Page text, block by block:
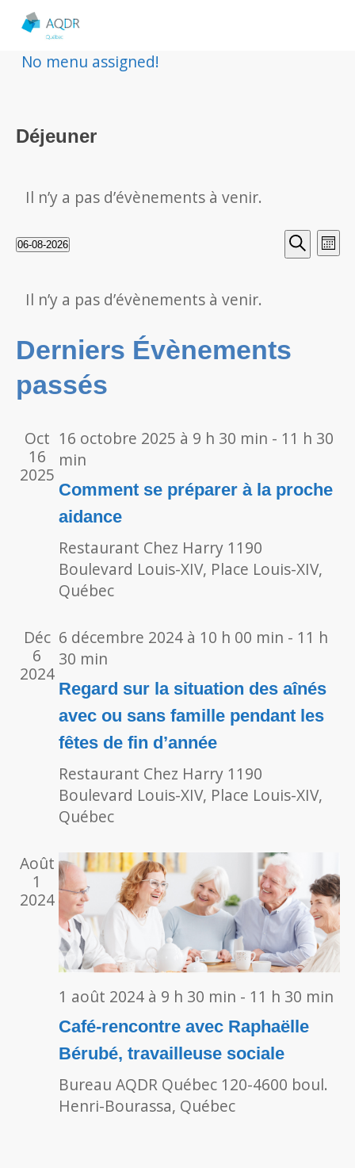
No menu assigned!
Déjeuner
Il n’y a pas d’évènements à venir.
de
Recherche
Mois
06-08-2026
date.
Calendrier
Évènements
Il n’y a pas d’évènements à venir.
Derniers Évènements
passés
Oct
16
2025
16 octobre 2025 à 9 h 30 min - 11 h 30
min
Comment se préparer à la proche
aidance
Restaurant Chez Harry 1190
Boulevard Louis-XIV, Place Louis-XIV,
Québec
Déc
6
2024
6 décembre 2024 à 10 h 00 min - 11 h
30 min
Regard sur la situation des aînés
avec ou sans famille pendant les
fêtes de fin d’année
Restaurant Chez Harry 1190
Boulevard Louis-XIV, Place Louis-XIV,
Québec
Août
1
2024
1 août 2024 à 9 h 30 min - 11 h 30 min
Café-rencontre avec Raphaëlle
Bérubé, travailleuse sociale
Bureau AQDR Québec 120-4600 boul.
Henri-Bourassa, Québec